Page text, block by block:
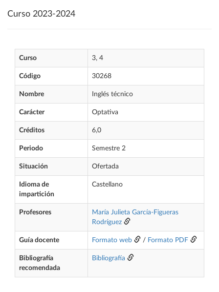
Curso 2023-2024
Curso 3, 4
Código 30268
Nombre Inglés técnico
Carácter Optativa
Créditos 6,0
Periodo Semestre 2
Situación Ofertada
Idioma de
impartición
Castellano
Profesores
María Julieta García-Figueras
Rodríguez
Guía docente Formato web / Formato PDF
Bibliografía
recomendada
Bibliografía